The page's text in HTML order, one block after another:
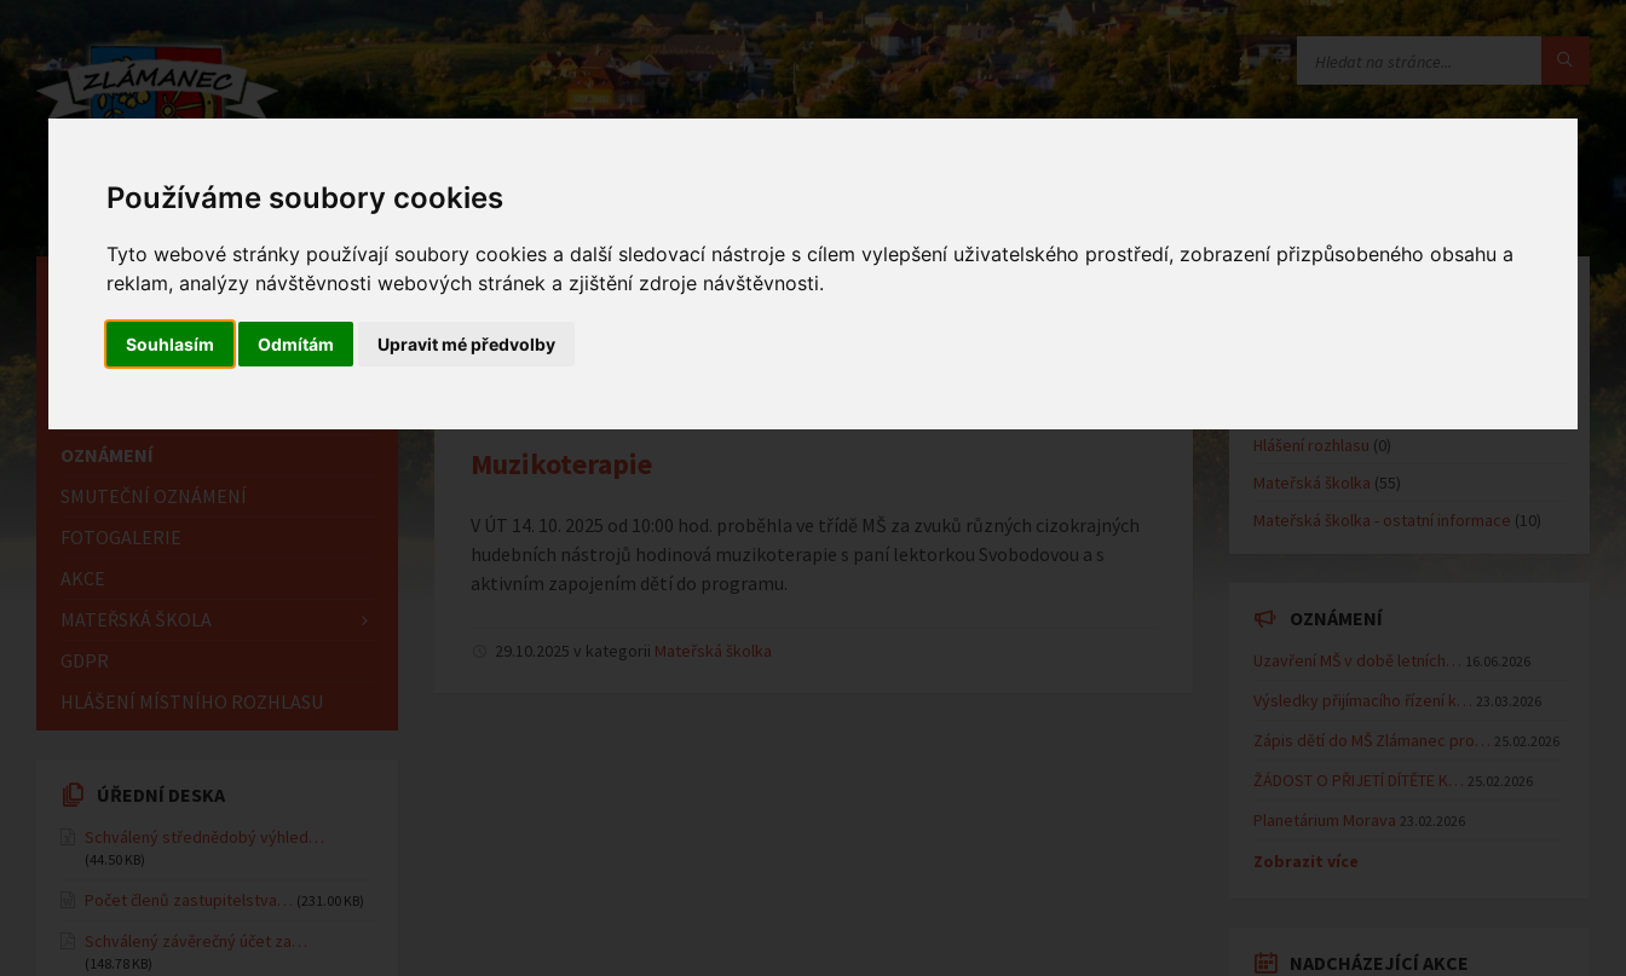
Používáme soubory cookies
Tyto webové stránky používají soubory cookies a další sledovací nástroje s cílem vylepšení uživatelského prostředí, zobrazení přizpůsobeného obsahu a
reklam, analýzy návštěvnosti webových stránek a zjištění zdroje návštěvnosti.
Souhlasím Odmítám Upravit mé předvolby
Oznámení
Muzikoterapie
V ÚT 14. 10. 2025 od 10:00 hod. proběhla ve třídě MŠ za zvuků různých cizokrajných
hudebních nástrojů hodinová muzikoterapie s paní lektorkou Svobodovou a s
aktivním zapojením dětí do programu.
29.10.2025 v kategorii Mateřská školka
HLAVNÍ STRÁNKA
OBECNÍ ÚŘAD
HISTORIE
OZNÁMENÍ
SMUTEČNÍ OZNÁMENÍ
FOTOGALERIE
AKCE
MATEŘSKÁ ŠKOLA
GDPR
HLÁŠENÍ MÍSTNÍHO ROZHLASU
ÚŘEDNÍ DESKA
Schválený střednědobý výhled…
(44.50 KB)
Počet členů zastupitelstva… (231.00 KB)
Schválený závěrečný účet za…
(148.78 KB)
Hlášení rozhlasu (0)
Mateřská školka (55)
Mateřská školka - ostatní informace (10)
OZNÁMENÍ
Uzavření MŠ v době letních… 16.06.2026
Výsledky přijímacího řízení k… 23.03.2026
Zápis dětí do MŠ Zlámanec pro… 25.02.2026
ŽÁDOST O PŘIJETÍ DÍTĚTE K… 25.02.2026
Planetárium Morava 23.02.2026
Zobrazit více
NADCHÁZEJÍCÍ AKCE